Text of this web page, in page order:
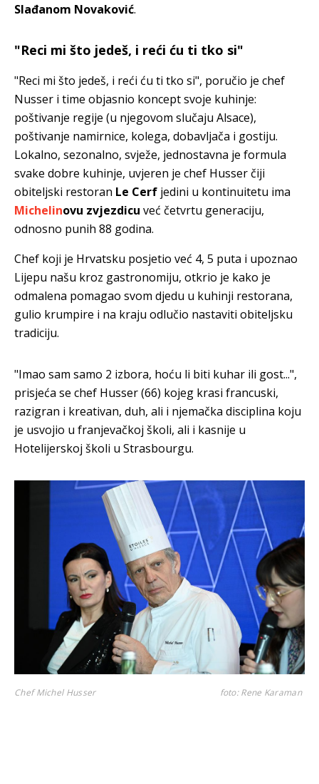
Slađanom Novaković.
"Reci mi što jedeš, i reći ću ti tko si"
"Reci mi što jedeš, i reći ću ti tko si", poručio je chef
Nusser i time objasnio koncept svoje kuhinje:
poštivanje regije (u njegovom slučaju Alsace),
poštivanje namirnice, kolega, dobavljača i gostiju.
Lokalno, sezonalno, svježe, jednostavna je formula
svake dobre kuhinje, uvjeren je chef Husser čiji
obiteljski restoran Le Cerf jedini u kontinuitetu ima
Michelinovu zvjezdicu već četvrtu generaciju,
odnosno punih 88 godina.
Chef koji je Hrvatsku posjetio već 4, 5 puta i upoznao
Lijepu našu kroz gastronomiju, otkrio je kako je
odmalena pomagao svom djedu u kuhinji restorana,
gulio krumpire i na kraju odlučio nastaviti obiteljsku
tradiciju.
"Imao sam samo 2 izbora, hoću li biti kuhar ili gost...",
prisjeća se chef Husser (66) kojeg krasi francuski,
razigran i kreativan, duh, ali i njemačka disciplina koju
je usvojio u franjevačkoj školi, ali i kasnije u
Hotelijerskoj školi u Strasbourgu.
Chef Michel Husser foto: Rene Karaman